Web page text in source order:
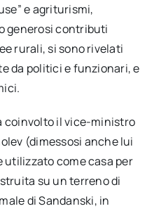
e agriturismi,
generosi contributi
rurali, si sono rivelati
da politici e funzionari, e
coinvolto il vice-ministro
(dimessosi anche lui
utilizzato come casa per
su un terreno di
di Sandanski, in